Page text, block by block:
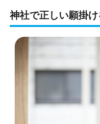
神社で正しい願掛